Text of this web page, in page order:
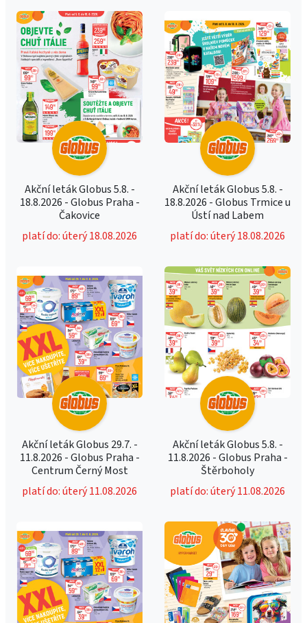
Akční leták Globus 5.8. -
18.8.2026 - Globus Praha -
Čakovice
platí do: úterý 18.08.2026
Akční leták Globus 5.8. -
18.8.2026 - Globus Trmice u
Ústí nad Labem
platí do: úterý 18.08.2026
Akční leták Globus 29.7. -
11.8.2026 - Globus Praha -
Centrum Černý Most
platí do: úterý 11.08.2026
Akční leták Globus 5.8. -
11.8.2026 - Globus Praha -
Štěrboholy
platí do: úterý 11.08.2026